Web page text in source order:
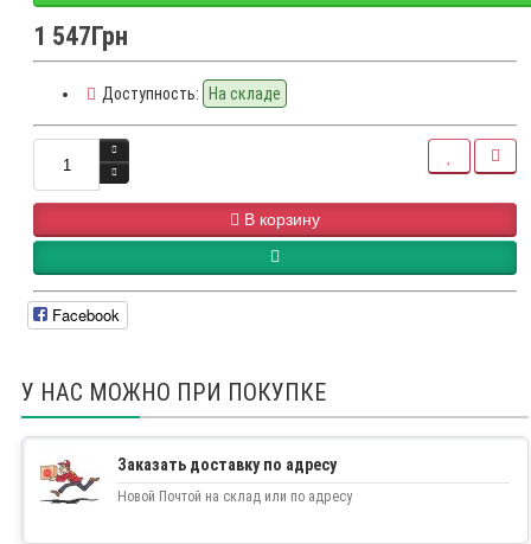
1 547Грн
Доступность: На складе
В корзину
Facebook
У НАС МОЖНО ПРИ ПОКУПКЕ
Заказать доставку по адресу
Новой Почтой на склад или по адресу